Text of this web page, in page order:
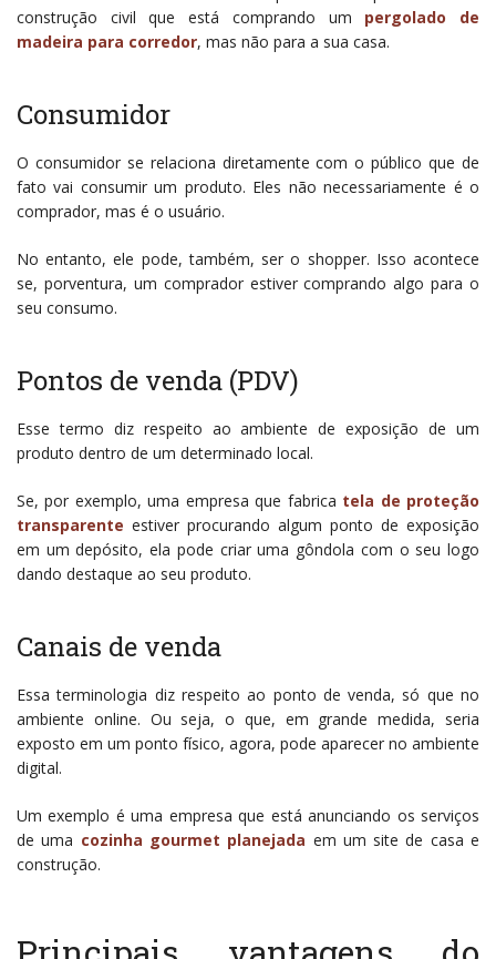
construção civil que está comprando um
pergolado de
madeira para corredor, mas não para a sua casa.
Consumidor
O consumidor se relaciona diretamente com o público que de
fato vai consumir um produto. Eles não necessariamente é o
comprador, mas é o usuário.
No entanto, ele pode, também, ser o shopper. Isso acontece
se, porventura, um comprador estiver comprando algo para o
seu consumo.
Pontos de venda (PDV)
Esse termo diz respeito ao ambiente de exposição de um
produto dentro de um determinado local.
Se, por exemplo, uma empresa que fabrica tela de proteção
transparente estiver procurando algum ponto de exposição
em um depósito, ela pode criar uma gôndola com o seu logo
dando destaque ao seu produto.
Canais de venda
Essa terminologia diz respeito ao ponto de venda, só que no
ambiente online. Ou seja, o que, em grande medida, seria
exposto em um ponto físico, agora, pode aparecer no ambiente
digital.
Um exemplo é uma empresa que está anunciando os serviços
de uma cozinha gourmet planejada em um site de casa e
construção.